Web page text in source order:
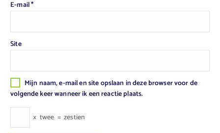
E-mail*
Site
Mijn naam, e-mail en site opslaan in deze browser voor de
volgende keer wanneer ik een reactie plaats.
× twee = zestien